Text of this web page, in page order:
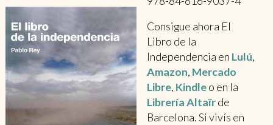
Consigue ahora El
Libro de la
Independencia en Lulú,
Amazon, Mercado
Libre, Kindleo en la
Librería Altaïrde
Barcelona. Si vivís en